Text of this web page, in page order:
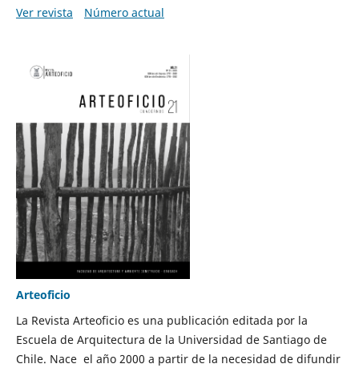
Ver revista
Número actual
Arteoficio
La Revista Arteoficio es una publicación editada por la
Escuela de Arquitectura de la Universidad de Santiago de
Chile. Nace el año 2000 a partir de la necesidad de difundir